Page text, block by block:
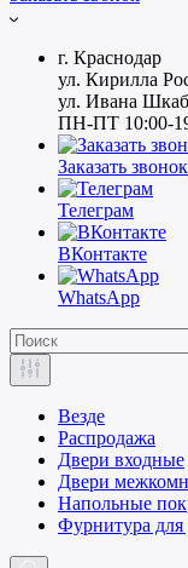
г. Краснодар
ул. Кирилла
ул. Ивана
ПН-ПТ 10:00-
Заказать звонок
Телеграм
ВКонтакте
WhatsApp
Везде
Распродажа
Двери входные
Двери
Напольные
Фурнитура для